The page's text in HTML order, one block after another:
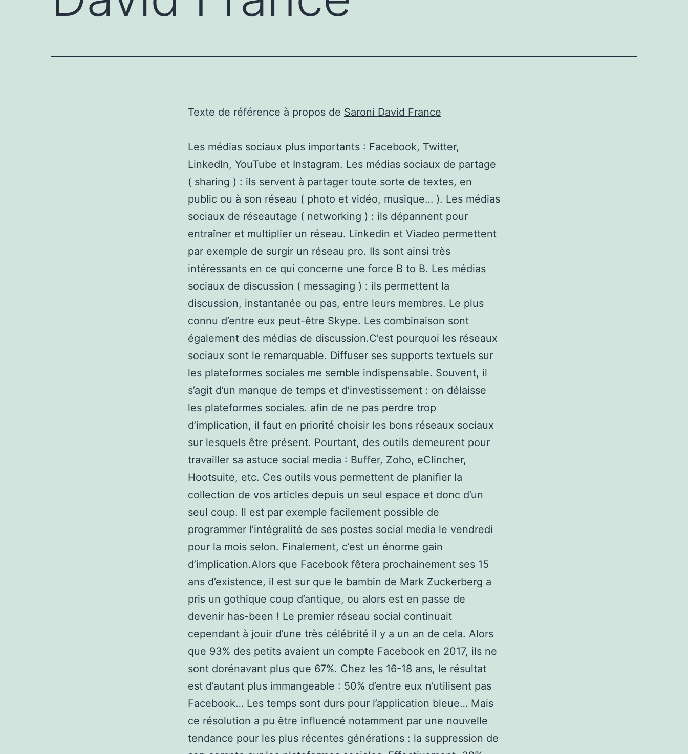
Texte de référence à propos de Saroni David France
Les médias sociaux plus importants : Facebook, Twitter,
LinkedIn, YouTube et Instagram. Les médias sociaux de partage
( sharing ) : ils servent à partager toute sorte de textes, en
public ou à son réseau ( photo et vidéo, musique… ). Les médias
sociaux de réseautage ( networking ) : ils dépannent pour
entraîner et multiplier un réseau. Linkedin et Viadeo permettent
par exemple de surgir un réseau pro. Ils sont ainsi très
intéressants en ce qui concerne une force B to B. Les médias
sociaux de discussion ( messaging ) : ils permettent la
discussion, instantanée ou pas, entre leurs membres. Le plus
connu d’entre eux peut-être Skype. Les combinaison sont
également des médias de discussion.C’est pourquoi les réseaux
sociaux sont le remarquable. Diffuser ses supports textuels sur
les plateformes sociales me semble indispensable. Souvent, il
s’agit d’un manque de temps et d’investissement : on délaisse
les plateformes sociales. afin de ne pas perdre trop
d’implication, il faut en priorité choisir les bons réseaux sociaux
sur lesquels être présent. Pourtant, des outils demeurent pour
travailler sa astuce social media : Buffer, Zoho, eClincher,
Hootsuite, etc. Ces outils vous permettent de planifier la
collection de vos articles depuis un seul espace et donc d’un
seul coup. Il est par exemple facilement possible de
programmer l’intégralité de ses postes social media le vendredi
pour la mois selon. Finalement, c’est un énorme gain
d’implication.Alors que Facebook fêtera prochainement ses 15
ans d’existence, il est sur que le bambin de Mark Zuckerberg a
pris un gothique coup d’antique, ou alors est en passe de
devenir has-been ! Le premier réseau social continuait
cependant à jouir d’une très célébrité il y a un an de cela. Alors
que 93% des petits avaient un compte Facebook en 2017, ils ne
sont dorénavant plus que 67%. Chez les 16-18 ans, le résultat
est d’autant plus immangeable : 50% d’entre eux n’utilisent pas
Facebook… Les temps sont durs pour l’application bleue… Mais
ce résolution a pu être influencé notamment par une nouvelle
tendance pour les plus récentes générations : la suppression de